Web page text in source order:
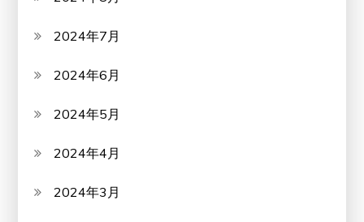
2024年7月
2024年6月
2024年5月
2024年4月
2024年3月